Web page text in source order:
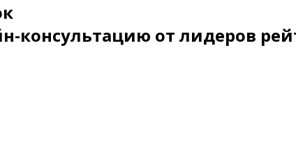
консультацию от лидеров